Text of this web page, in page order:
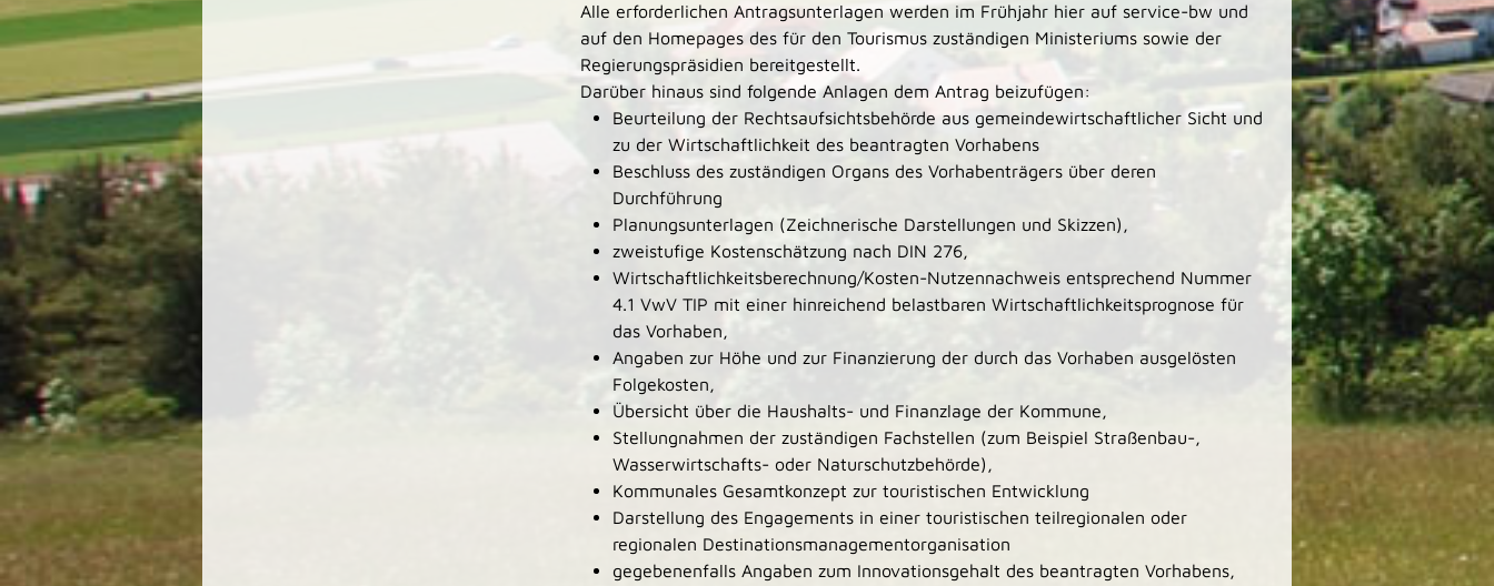
Alle erforderlichen Antragsunterlagen werden im Frühjahr hier auf service-bw und
auf den Homepages des für den Tourismus zuständigen Ministeriums sowie der
Regierungspräsidien bereitgestellt.
Darüber hinaus sind folgende Anlagen dem Antrag beizufügen:
Beurteilung der Rechtsaufsichtsbehörde aus gemeindewirtschaftlicher Sicht und
zu der Wirtschaftlichkeit des beantragten Vorhabens
Beschluss des zuständigen Organs des Vorhabenträgers über deren
Durchführung
Planungsunterlagen (Zeichnerische Darstellungen und Skizzen),
zweistufige Kostenschätzung nach DIN 276,
Wirtschaftlichkeitsberechnung/Kosten-Nutzennachweis entsprechend Nummer
4.1 VwV TIP mit einer hinreichend belastbaren Wirtschaftlichkeitsprognose für
das Vorhaben,
Angaben zur Höhe und zur Finanzierung der durch das Vorhaben ausgelösten
Folgekosten,
Übersicht über die Haushalts- und Finanzlage der Kommune,
Stellungnahmen der zuständigen Fachstellen (zum Beispiel Straßenbau-,
Wasserwirtschafts- oder Naturschutzbehörde),
Kommunales Gesamtkonzept zur touristischen Entwicklung
Darstellung des Engagements in einer touristischen teilregionalen oder
regionalen Destinationsmanagementorganisation
gegebenenfalls Angaben zum Innovationsgehalt des beantragten Vorhabens,